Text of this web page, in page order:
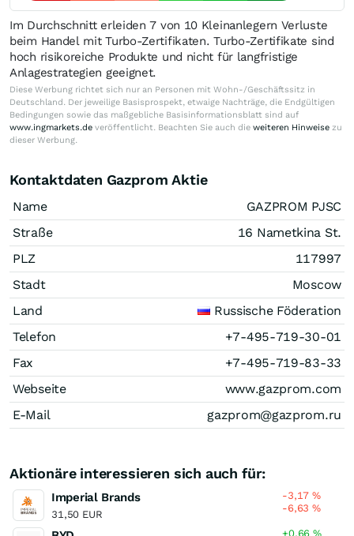
Im Durchschnitt erleiden 7 von 10 Kleinanlegern Verluste
beim Handel mit Turbo-Zertifikaten. Turbo-Zertifikate sind
hoch risikoreiche Produkte und nicht für langfristige
Anlagestrategien geeignet.
Diese Werbung richtet sich nur an Personen mit Wohn-/Geschäftssitz in
Deutschland. Der jeweilige Basisprospekt, etwaige Nachträge, die Endgültigen
Bedingungen sowie das maßgebliche Basisinformationsblatt sind auf
www.ingmarkets.de veröffentlicht. Beachten Sie auch die weiteren Hinweise zu
dieser Werbung.
Kontaktdaten Gazprom Aktie
Name
GAZPROM PJSC
Straße
16 Nametkina St.
PLZ
117997
Stadt
Moscow
Land
Russische Föderation
Telefon
+7-495-719-30-01
Fax
+7-495-719-83-33
Webseite
www.gazprom.com
E-Mail
gazprom@gazprom.ru
Aktionäre interessieren sich auch für:
Imperial Brands
31,50 EUR
-3,17%
-6,63%
+0,66%